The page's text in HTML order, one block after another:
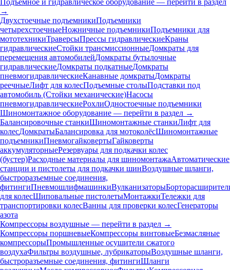
Подъемное и гидравлическое оборудование — перейти в раздел
→
Двухстоечные подъемникиПодъемники
четырехстоечныеНожничные подъемникиПодъемники для
мототехникиТраверсыПрессы гидравлическиеКраны
гидравлическиеСтойки трансмиссионныеДомкраты для
перемещения автомобилейДомкраты бутылочные
гидравлическиеДомкраты подкатныеДомкраты
пневмогидравлическиеКанавные домкратыДомкраты
реечныеЛифт для колесПодъемные столыПодставки под
автомобиль (Стойки механические)Насосы
пневмогидравлическиеРохлиОдностоечные подъемники
Шиномонтажное оборудование — перейти в раздел →
Балансировочные станкиШиномонтажные станкиЛифт для
колесДомкратыБалансировка для мотоколёсШиномонтажные
подъемникиПневмогайковертыГайковерты
аккумуляторныеРезервуары для подкачки колес
(бустер)Расходные материалы для шиномонтажаАвтоматические
станции и пистолеты для подкачки шинВоздушные шланги,
быстроразъемные соединения,
фитингиПневмошлифмашинкиВулканизаторы
для колесШиповальные пистолетыМонтажкиТележки для
транспортировки колесВанны для проверки колесГенераторы
азота
Компрессоры воздушные — перейти в раздел →
Компрессоры поршневыеКомпрессоры винтовыеБезмасляные
компрессорыПромышленные осушители сжатого
воздухаФильтры воздушные, лубрикаторыВоздушные шланги,
быстроразъемные соединения, фитингиШланги